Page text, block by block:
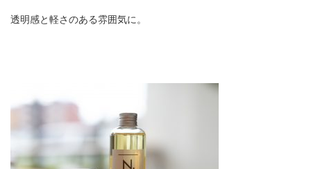
透明感と軽さのある雰囲気に。